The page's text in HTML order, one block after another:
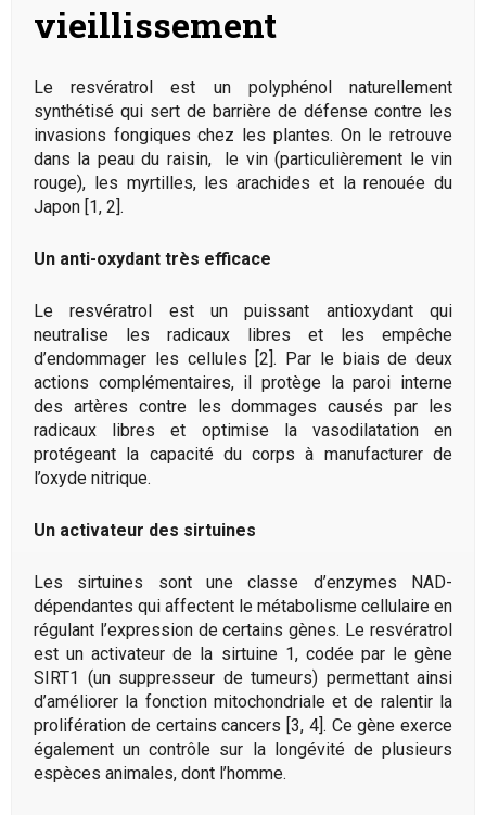
vieillissement
Le resvératrol est un polyphénol naturellement
synthétisé qui sert de barrière de défense contre les
invasions fongiques chez les plantes. On le retrouve
dans la peau du raisin, le vin (particulièrement le vin
rouge), les myrtilles, les arachides et la renouée du
Japon [1, 2].
Un anti-oxydant très efficace
Le resvératrol est un puissant antioxydant qui
neutralise les radicaux libres et les empêche
d’endommager les cellules [2]. Par le biais de deux
actions complémentaires, il protège la paroi interne
des artères contre les dommages causés par les
radicaux libres et optimise la vasodilatation en
protégeant la capacité du corps à manufacturer de
l’oxyde nitrique.
Un activateur des sirtuines
Les sirtuines sont une classe d’enzymes NAD-
dépendantes qui affectent le métabolisme cellulaire en
régulant l’expression de certains gènes. Le resvératrol
est un activateur de la sirtuine 1, codée par le gène
SIRT1 (un suppresseur de tumeurs) permettant ainsi
d’améliorer la fonction mitochondriale et de ralentir la
prolifération de certains cancers [3, 4]. Ce gène exerce
également un contrôle sur la longévité de plusieurs
espèces animales, dont l’homme.